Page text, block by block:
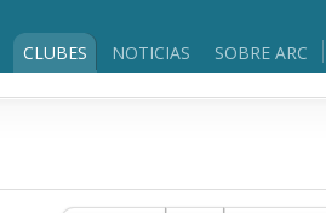
CLUBES NOTICIAS SOBRE ARC